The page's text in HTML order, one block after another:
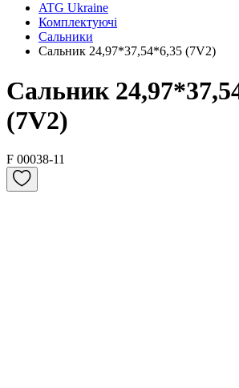
ATG Ukraine
Комплектуючі
Сальники
Сальник 24,97*37,54*6,35 (7V2)
Сальник
(7V2)
F 00038-11